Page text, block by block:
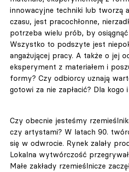
innowacyjne techniki lub tworzą
czasu, jest pracochłonne,
potrzeba wielu prób, by
Wszystko to podszyte jest
angażującej pracy. A także o jej
eksperyment z materiałem i
formy? Czy odbiorcy uznają
gotowi za nie zapłacić? Dla
Czy obecnie jesteśmy
czy artystami? W latach 90.
się w odwrocie. Rynek zalały
Lokalna wytwórczość
Małe zakłady rzemieślnicze